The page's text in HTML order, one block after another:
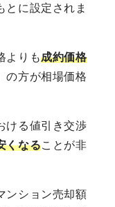
とに設定されま
よりも成約価格
の方が相場価格
ける値引き交渉
くなることが非
ンション売却額